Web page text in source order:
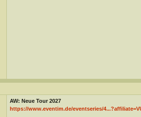
AW: Neue Tour 2027
https://www.eventim.de/eventseries/